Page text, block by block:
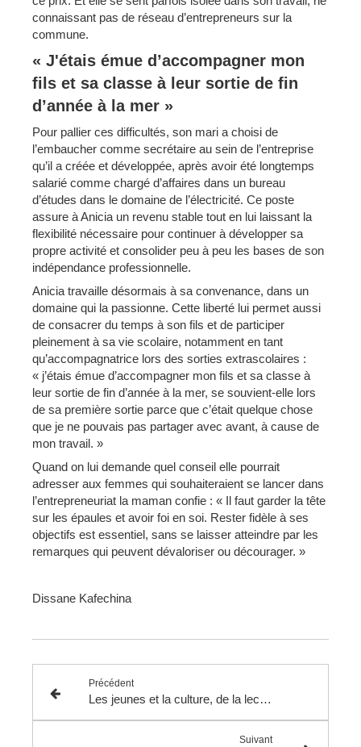
connaissant pas de réseau d’entrepreneurs sur la
commune.
« J'étais émue d’accompagner mon
fils et sa classe à leur sortie de fin
d’année à la mer »
Pour pallier ces difficultés, son mari a choisi de
l’embaucher comme secrétaire au sein de l’entreprise
qu’il a créée et développée, après avoir été longtemps
salarié comme chargé d’affaires dans un bureau
d’études dans le domaine de l’électricité. Ce poste
assure à Anicia un revenu stable tout en lui laissant la
flexibilité nécessaire pour continuer à développer sa
propre activité et consolider peu à peu les bases de son
indépendance professionnelle.
Anicia travaille désormais à sa convenance, dans un
domaine qui la passionne. Cette liberté lui permet aussi
de consacrer du temps à son fils et de participer
pleinement à sa vie scolaire, notamment en tant
qu’accompagnatrice lors des sorties extrascolaires :
« j’étais émue d’accompagner mon fils et sa classe à
leur sortie de fin d’année à la mer, se souvient-elle lors
de sa première sortie parce que c’était quelque chose
que je ne pouvais pas partager avec avant, à cause de
mon travail. »
Quand on lui demande quel conseil elle pourrait
adresser aux femmes qui souhaiteraient se lancer dans
l’entrepreneuriat la maman confie : « Il faut garder la tête
sur les épaules et avoir foi en soi. Rester fidèle à ses
objectifs est essentiel, sans se laisser atteindre par les
remarques qui peuvent dévaloriser ou décourager. »
Dissane Kafechina
Précédent
Les jeunes et la culture, de la lecture aux réseaux sociaux
Suivant